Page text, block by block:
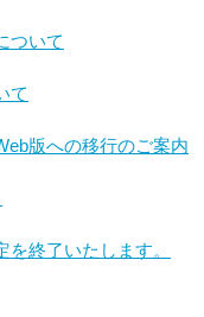
ついて
て
版への移行のご案内
終了いたします。